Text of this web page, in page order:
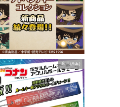
広告(Ads)